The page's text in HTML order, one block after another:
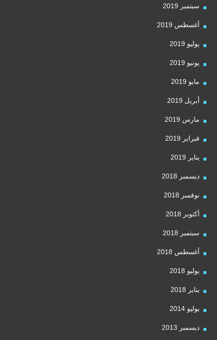
سبتمبر 2019
أغسطس 2019
يوليو 2019
يونيو 2019
مايو 2019
أبريل 2019
مارس 2019
فبراير 2019
يناير 2019
ديسمبر 2018
نوفمبر 2018
أكتوبر 2018
سبتمبر 2018
أغسطس 2018
يوليو 2018
يناير 2018
يوليو 2014
ديسمبر 2013